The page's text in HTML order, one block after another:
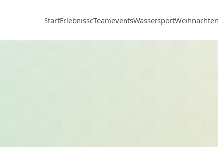
StartErlebnisseTeameventsWassersportWeihnachten